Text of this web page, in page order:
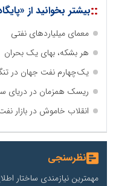
::بیشتر بخوانید از
معمای میلیاردهای نفتی
هر بشکه، بهای یک بحران
یک‌چهارم نفت جهان در
ریسک همزمان در دریای
انقلاب خاموش در بازار
نظرسنجی
مهمترین نیازمندی ساختار